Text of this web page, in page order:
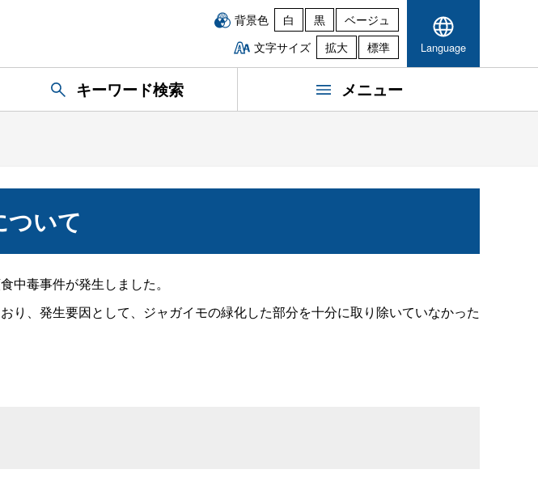
背景色 白 黒
ベージュ
文字サイズ
拡大 標準 Language
キーワード検索 メニュー
ついて
毒事件が発生しました。
、発生要因として、ジャガイモの緑化した部分を十分に取り除いていなかった